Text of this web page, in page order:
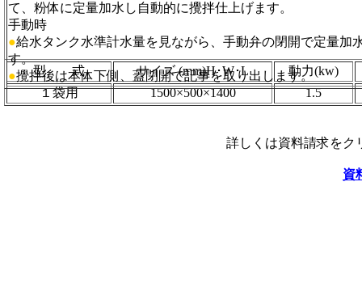
て、粉体に定量加水し自動的に攪拌仕上げます。
手動時
●給水タンク水準計水量を見ながら、手動弁の閉開で定量加
す。
●攪拌後は本体下側、蓋閉開で記事を取り出します。
詳しくは資料請求をク
資
型 式 サイズ (mm)H･W･L
動力(kw)
１袋用
1500×500×1400 1.5